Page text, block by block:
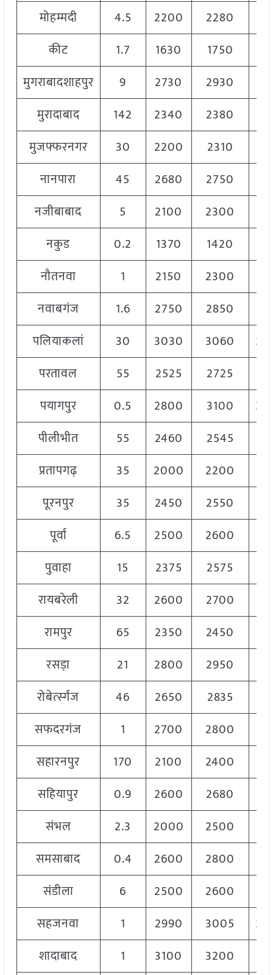
मोहम्मदी
4.5 2200 2280
कीट
1.7 1630 1750
मुगराबादशाहपुर
9 2730 2930
मुरादाबाद
142 2340 2380
मुजफ्फरनगर
30 2200 2310
नानपारा
45 2680 2750
नजीबाबाद
5 2100 2300
नकुड
0.2 1370 1420
नौतनवा
1 2150 2300
नवाबगंज
1.6 2750 2850
पलियाकलां
30 3030 3060
परतावल
55 2525 2725
पयागपुर
0.5 2800 3100
पीलीभीत
55 2460 2545
प्रतापगढ़
35 2000 2200
पूरनपुर
35 2450 2550
पूर्वा
6.5 2500 2600
पुवाहा
15 2375 2575
रायबरेली
32 2600 2700
रामपुर
65 2350 2450
रसड़ा
21 2800 2950
रोबेर्त्स्गंज
46 2650 2835
सफदरगंज
1 2700 2800
सहारनपुर
170 2100 2400
सहियापुर
0.9 2600 2680
संभल
2.3 2000 2500
समसाबाद
0.4 2600 2800
संडीला
6 2500 2600
सहजनवा
1 2990 3005
शादाबाद
1 3100 3200